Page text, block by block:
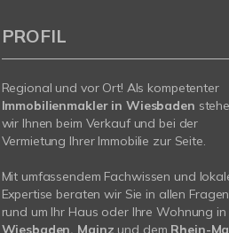
PROFIL
Regional und vor Ort! Als kompetenter
Immobilienmakler in Wiesbaden
wir Ihnen beim Verkauf und bei der
Vermietung Ihrer Immobilie zur Seite.
Mit umfassendem Fachwissen und
Expertise beraten wir Sie in allen Fragen
rund um Ihr Haus oder Ihre Wohnung in
Wiesbaden, Mainz und dem Rhein-